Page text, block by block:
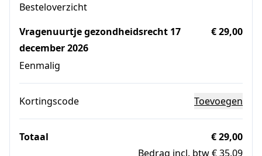
Besteloverzicht
Vragenuurtje gezondheidsrecht 17
december 2026
Eenmalig
€ 29,00
Kortingscode Toevoegen
Totaal
€ 29,00
Bedrag incl. btw € 35,09